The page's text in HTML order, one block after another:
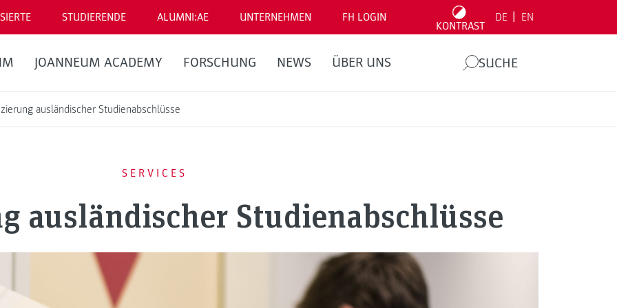
STUDIERENDE ALUMNI:AE UNTERNEHMEN FH LOGIN
KONTRAST
DE EN
JOANNEUM ACADEMY FORSCHUNG NEWS ÜBER UNS SUCHE
ausländischer Studienabschlüsse
SERVICES
ausländischer Studienabschlüsse